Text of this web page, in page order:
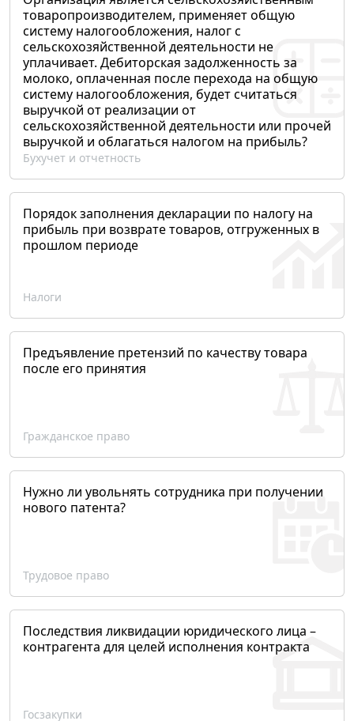
товаропроизводителем, применяет общую
систему налогообложения, налог с
сельскохозяйственной деятельности не
уплачивает. Дебиторская задолженность за
молоко, оплаченная после перехода на общую
систему налогообложения, будет считаться
выручкой от реализации от
сельскохозяйственной деятельности или прочей
выручкой и облагаться налогом на прибыль?
Бухучет и отчетность
Порядок заполнения декларации по налогу на
прибыль при возврате товаров, отгруженных в
прошлом периоде
Налоги
Предъявление претензий по качеству товара
после его принятия
Гражданское право
Нужно ли увольнять сотрудника при получении
нового патента?
Трудовое право
Последствия ликвидации юридического лица –
контрагента для целей исполнения контракта
Госзакупки